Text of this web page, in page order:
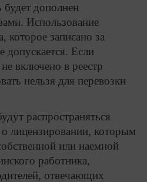
будет дополнен
Использование
которое записано за
допускается. Если
включено в реестр
нельзя для перевозки
распространяться
лицензировании, которым
или наемной
работника,
отвечающих